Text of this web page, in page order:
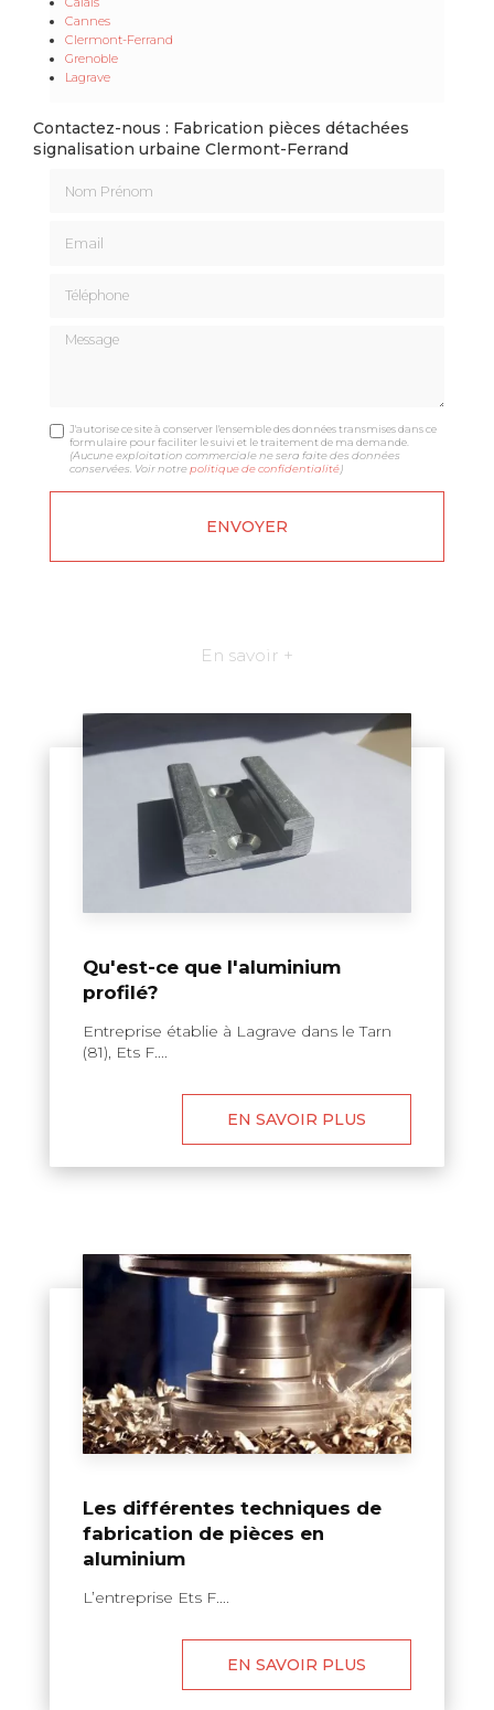
Cannes
Clermont-Ferrand
Grenoble
Lagrave
Contactez-nous : Fabrication pièces détachées
signalisation urbaine Clermont-Ferrand
Message
J'autorise ce site à conserver l'ensemble des données transmises dans ce
formulaire pour faciliter le suivi et le traitement de ma demande.
(Aucune exploitation commerciale ne sera faite des données
conservées. Voir notrepolitique de confidentialité)
En savoir +
Qu'est-ce que l'aluminium
profilé?
Entreprise établie à Lagrave dans le Tarn
(81), Ets F....
EN SAVOIR PLUS
Les différentes techniques de
fabrication de pièces en
aluminium
L’entreprise Ets F....
EN SAVOIR PLUS